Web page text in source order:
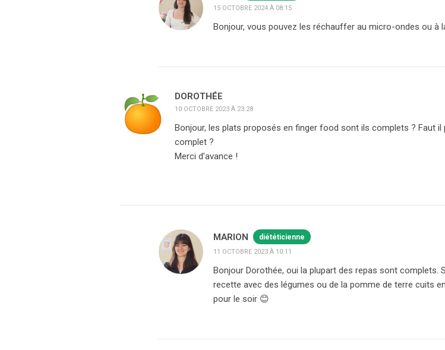
15 OCTOBRE 2024 À 08:15
Bonjour, vous pouvez les réchauffer au micro-ondes ou à
DOROTHÉE
10 OCTOBRE 2023 À 23:28
Bonjour, les plats proposés en finger food sont ils complets ? Faut
complet ?
Merci d’avance !
MARION diététicienne
11 OCTOBRE 2023 À 10:11
Bonjour Dorothée, oui la plupart des repas sont
recette avec des légumes ou de la pomme de terre cuits
pour le soir 😊